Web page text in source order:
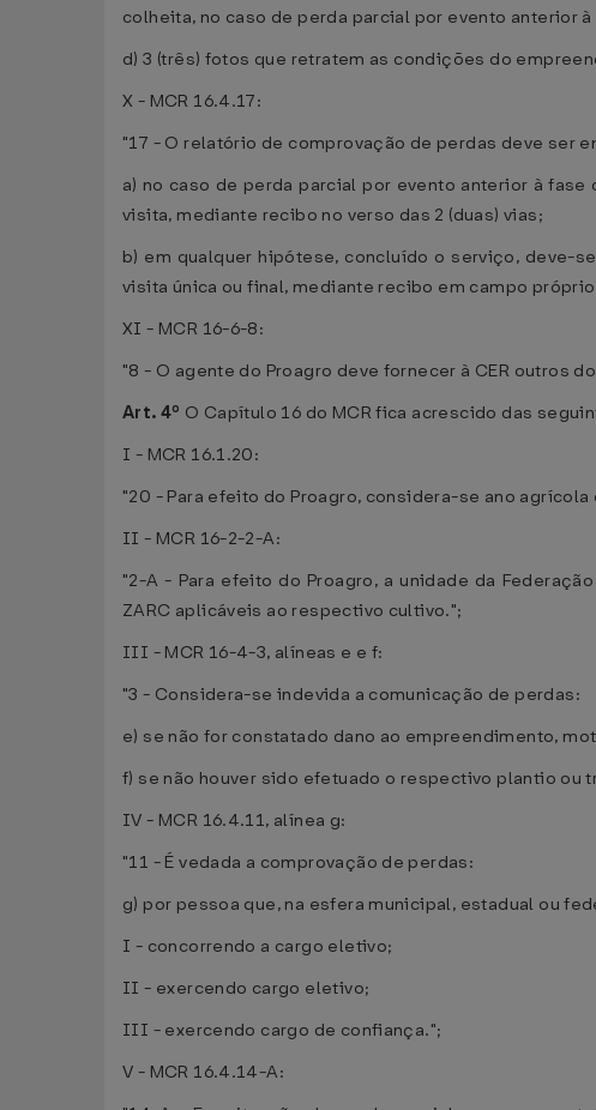
colheita, no caso de perda parcial por evento anterior
d) 3 (três) fotos que retratem as condições do
X - MCR 16.4.17:
"17 - O relatório de comprovação de perdas deve ser
a) no caso de perda parcial por evento anterior à
visita, mediante recibo no verso das 2 (duas) vias;
b) em qualquer hipótese, concluído o serviço, deve-
visita única ou final, mediante recibo em campo próprio
XI - MCR 16-6-8:
"8 - O agente do Proagro deve fornecer à CER outros
Art. 4º O Capítulo 16 do MCR fica acrescido das
I - MCR 16.1.20:
"20 - Para efeito do Proagro, considera-se ano
II - MCR 16-2-2-A:
"2-A - Para efeito do Proagro, a unidade da
ZARC aplicáveis ao respectivo cultivo.";
III - MCR 16-4-3, alíneas e e f:
"3 - Considera-se indevida a comunicação de perdas:
e) se não for constatado dano ao empreendimento,
f) se não houver sido efetuado o respectivo plantio ou
IV - MCR 16.4.11, alínea g:
"11 - É vedada a comprovação de perdas:
g) por pessoa que, na esfera municipal, estadual ou
I - concorrendo a cargo eletivo;
II - exercendo cargo eletivo;
III - exercendo cargo de confiança.";
V - MCR 16.4.14-A: